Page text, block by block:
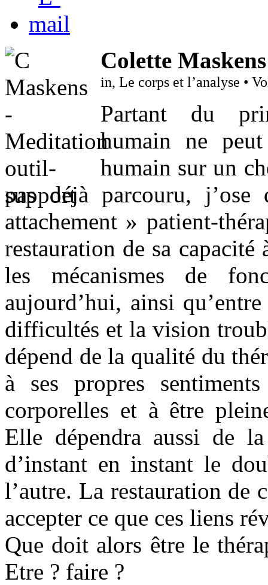
Colette Maskens
in, Le corps et l’analyse •
Partant du
humain ne
humain sur un
pas déjà parcouru,
attachement » patient-
restauration de sa
les mécanismes de
aujourd’hui, ainsi
difficultés et la vision
dépend de la qualité du
à ses propres
corporelles et à être
Elle dépendra aussi de
d’instant en instant le
l’autre. La restauration de
accepter ce que ces liens
Que doit alors être le
Etre ? faire ?